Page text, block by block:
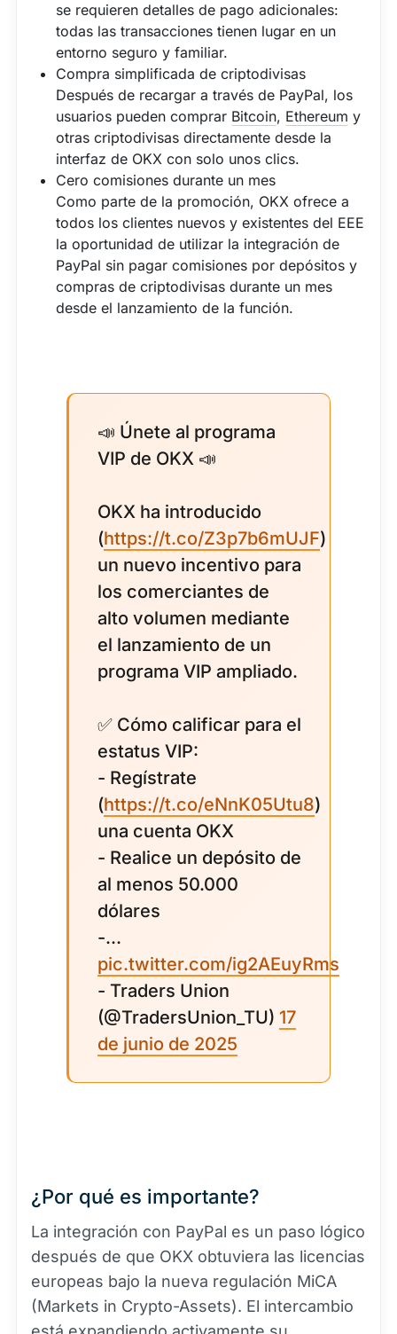
se requieren detalles de pago adicionales:
todas las transacciones tienen lugar en un
entorno seguro y familiar.
Compra simplificada de criptodivisas
Después de recargar a través de PayPal, los
usuarios pueden comprar Bitcoin, Ethereum y
otras criptodivisas directamente desde la
interfaz de OKX con solo unos clics.
Cero comisiones durante un mes
Como parte de la promoción, OKX ofrece a
todos los clientes nuevos y existentes del EEE
la oportunidad de utilizar la integración de
PayPal sin pagar comisiones por depósitos y
compras de criptodivisas durante un mes
desde el lanzamiento de la función.
📣 Únete al programa
VIP de OKX 📣
OKX ha introducido
(https://t.co/Z3p7b6mUJF)
un nuevo incentivo para
los comerciantes de
alto volumen mediante
el lanzamiento de un
programa VIP ampliado.
✅ Cómo calificar para el
estatus VIP:
- Regístrate
(https://t.co/eNnK05Utu8)
una cuenta OKX
- Realice un depósito de
al menos 50.000
dólares
-...
pic.twitter.com/ig2AEuyRms
- Traders Union
(@TradersUnion_TU) 17
de junio de 2025
¿Por qué es importante?
La integración con PayPal es un paso lógico
después de que OKX obtuviera las licencias
europeas bajo la nueva regulación MiCA
(Markets in Crypto-Assets). El intercambio